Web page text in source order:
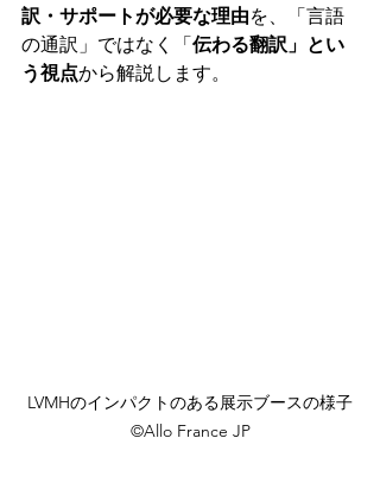
訳・サポートが必要な理由を、「言語
の通訳」ではなく「伝わる翻訳」とい
う視点から解説します。
LVMHのインパクトのある展示ブースの様子
©️Allo France JP